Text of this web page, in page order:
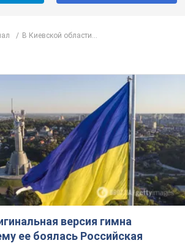
В Киевской области...
версия гимна
ее боялась Российская